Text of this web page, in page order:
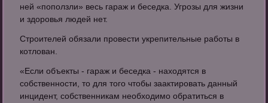
ней «поползли» весь гараж и беседка. Угрозы для жизни
и здоровья людей нет.
Строителей обязали провести укрепительные работы в
котлован.
«Если объекты - гараж и беседка - находятся в
собственности, то для того чтобы заактировать данный
инцидент, собственникам необходимо обратиться в